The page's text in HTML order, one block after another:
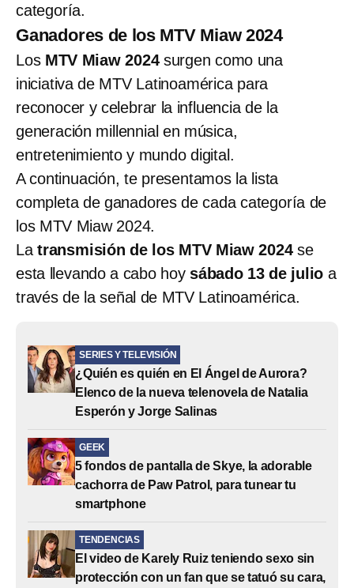
categoría.
Ganadores de los MTV Miaw 2024
LosMTV Miaw 2024 surgen como una
iniciativa de MTV Latinoamérica para
reconocer y celebrar la influencia de la
generación millennial en música,
entretenimiento y mundo digital.
A continuación, te presentamos la lista
completa de ganadores de cada categoría de
los MTV Miaw 2024.
Latransmisión de los MTV Miaw 2024se
esta llevando a cabo hoy sábado 13 de julio a
través de la señal de MTV Latinoamérica.
SERIES Y TELEVISIÓN
¿Quién es quién en El Ángel de Aurora?
Elenco de la nueva telenovela de Natalia
Esperón y Jorge Salinas
GEEK
5 fondos de pantalla de Skye, la adorable
cachorra de Paw Patrol, para tunear tu
smartphone
TENDENCIAS
El video de Karely Ruiz teniendo sexo sin
protección con un fan que se tatuó su cara,